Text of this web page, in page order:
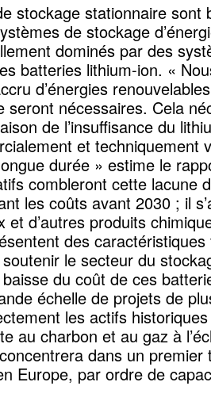
stockage stationnaire sont
de stockage
dominés par des
batteries lithium-ion. «
d’énergies
seront nécessaires. Cela
de l’insuffisance du
et techniquement
durée » estime le
combleront cette lacune
les coûts avant 2030 ; il
et d’autres produits
des
le secteur du
du coût de ces
échelle de projets de
les actifs
au charbon et au gaz à
dans un premier
Europe, par ordre de